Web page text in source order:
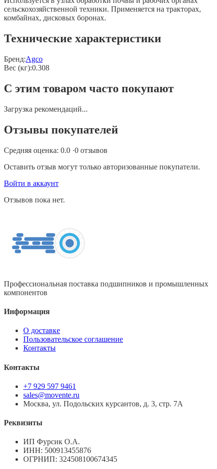
сельскохозяйственной техники. Применяется на тракторах,
комбайнах, дисковых боронах.
Технические характеристики
Бренд:Agco
Вес (кг):0.308
С этим товаром часто покупают
Загрузка рекомендаций...
Отзывы покупателей
Средняя оценка: 0.0 ·0 отзывов
Оставить отзыв могут только авторизованные покупатели.
Войти в аккаунт
Отзывов пока нет.
Профессиональная поставка подшипников и промышленных
компонентов
Информация
О доставке
Пользовательское соглашение
Контакты
Контакты
+7 929 597 9461
sales@movente.ru
Москва, ул. Подольских курсантов, д. 3, стр. 7А
Реквизиты
ИП Фурсик О.А.
ИНН: 500913455876
ОГРНИП: 324508100674345